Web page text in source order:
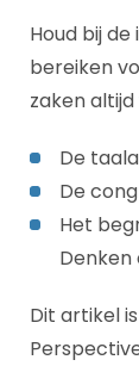
Houd bij
bereiken
zaken
De
De
Het
Dit artikel